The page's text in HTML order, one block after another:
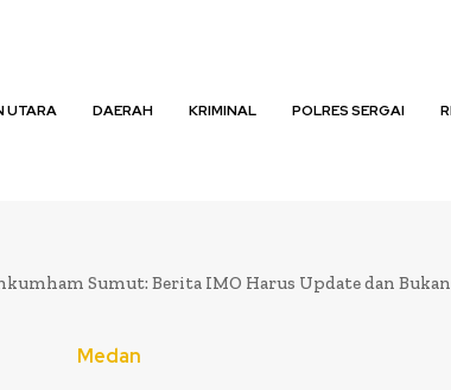
UTARA DAERAH KRIMINAL POLRES SERGAI
Sumut: Berita IMO Harus Update dan
Medan